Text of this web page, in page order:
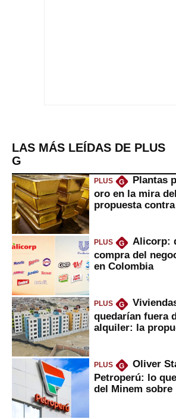
LAS MÁS LEÍDAS DE PLUS
G
PLUS G
Plantas
oro en la mira
propuesta
PLUS G
Alicorp:
compra del
en Colombia
PLUS G
quedarían fuera
alquiler: la
PLUS G
Oliver
Petroperú: lo
del Minem sobre